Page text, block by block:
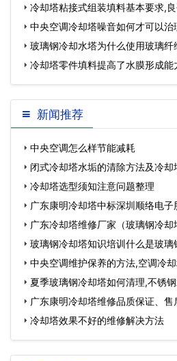
冷却塔粘接式组装填料基本要求,
中央空调冷却塔噪音如何才可以治
罚款)…
玻璃钢冷却水塔为什么使用玻璃
格…冷却塔零件填料提高了水膜形成
新闻推荐
中央空调怎么样节能减耗
闭式冷却塔水垢的清除方法及冷却
冷却塔选型须知注意问题整理
广东康明冷却塔中标深圳顺络电
程…广东冷却塔维修厂家（玻璃钢冷却
玻璃钢冷却塔知识培训什么是玻璃
数…中央空调维护保养的方法,空调冷
夏季玻璃钢冷却塔如何清理,不锈
广东康明冷却塔维修品质保证、售
冷却塔效果不好的维修解决方法